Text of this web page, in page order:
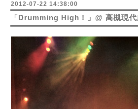
2012-07-22 14:38:00
「Drumming High ! 」@ 高槻現代